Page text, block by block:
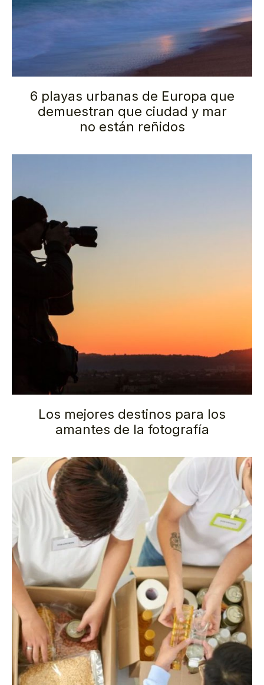
6 playas urbanas de Europa que
demuestran que ciudad y mar
no están reñidos
Los mejores destinos para los
amantes de la fotografía